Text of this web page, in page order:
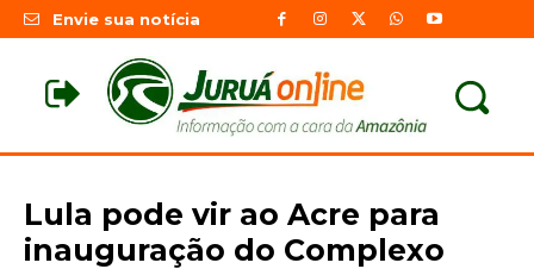
Envie sua notícia
Lula pode vir ao Acre para
inauguração do Complexo